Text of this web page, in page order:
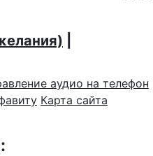
Карта сайта